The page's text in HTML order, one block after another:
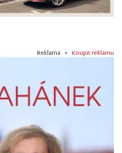
Reklama • Koupit reklamu